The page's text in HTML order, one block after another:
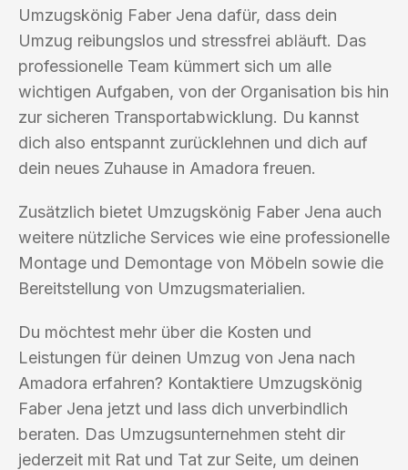
Umzugskönig Faber Jena dafür, dass dein
Umzug reibungslos und stressfrei abläuft. Das
professionelle Team kümmert sich um alle
wichtigen Aufgaben, von der Organisation bis hin
zur sicheren Transportabwicklung. Du kannst
dich also entspannt zurücklehnen und dich auf
dein neues Zuhause in Amadora freuen.
Zusätzlich bietet Umzugskönig Faber Jena auch
weitere nützliche Services wie eine professionelle
Montage und Demontage von Möbeln sowie die
Bereitstellung von Umzugsmaterialien.
Du möchtest mehr über die Kosten und
Leistungen für deinen Umzug von Jena nach
Amadora erfahren? Kontaktiere Umzugskönig
Faber Jena jetzt und lass dich unverbindlich
beraten. Das Umzugsunternehmen steht dir
jederzeit mit Rat und Tat zur Seite, um deinen